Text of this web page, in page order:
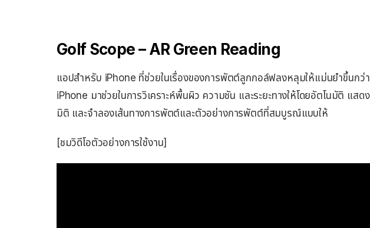
Golf Scope – AR Green Reading
แอปสำหรับ iPhone ที่ช่วยในเรื่องของการพัตต์ลูกกอล์ฟลงหลุมให้แม่นยำขึ้นกว่า
iPhone มาช่วยในการวิเคราะห์พื้นผิว ความชัน และระยะทางให้โดยอัตโนมัติ แส
มิติ และจำลองเส้นทางการพัตต์และตัวอย่างการพัตต์ที่สมบูรณ์แบบให้
[ชมวิดีโอตัวอย่างการใช้งาน]